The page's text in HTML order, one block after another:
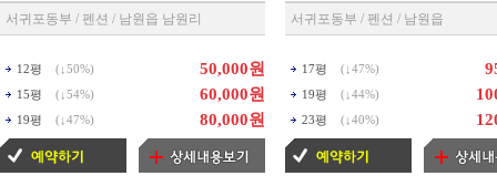
서귀포동부 / 펜션 / 남원읍 남원리
12평 (↓ 50%) 50,000원
15평 (↓ 54%) 60,000원
19평 (↓ 47%) 80,000원
서귀포동부 / 펜션 / 남원읍
17평 (↓ 47%)
19평 (↓ 44%)
23평 (↓ 40%)